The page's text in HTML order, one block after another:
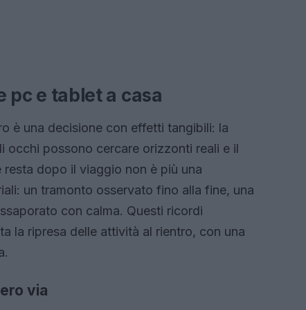
pc e tablet a casa
è una decisione con effetti tangibili: la
occhi possono cercare orizzonti reali e il
dopo il viaggio non è più una
un tramonto osservato fino alla fine, una
con calma. Questi ricordi
la ripresa delle attività al rientro, con una
via